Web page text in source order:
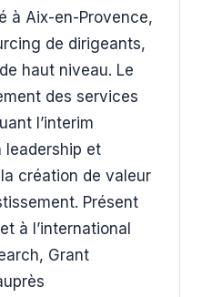
à Aix-en-Provence,
de dirigeants,
haut niveau. Le
des services
l’interim
leadership et
création de valeur
Présent
à l’international
Grant